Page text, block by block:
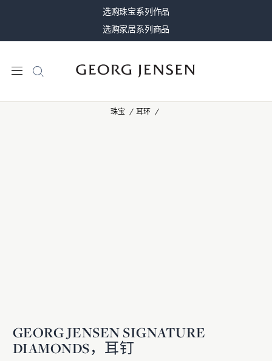
选购珠宝系列作品
选购家居系列商品
珠宝 耳环
GEORG JENSEN SIGNATURE
DIAMONDS，耳钉